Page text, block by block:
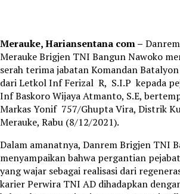
Merauke, Hariansentana com –
Merauke Brigjen TNI Bangun Nawoko
serah terima jabatan Komandan
dari Letkol Inf Ferizal R, S.I.P kepada
Inf Baskoro Wijaya Atmanto, S.E,
Markas Yonif 757/Ghupta Vira, Distrik
Merauke, Rabu (8/12/2021).
Dalam amanatnya, Danrem Brigjen TNI
menyampaikan bahwa pergantian
yang wajar sebagai realisasi dari
karier Perwira TNI AD dihadapkan